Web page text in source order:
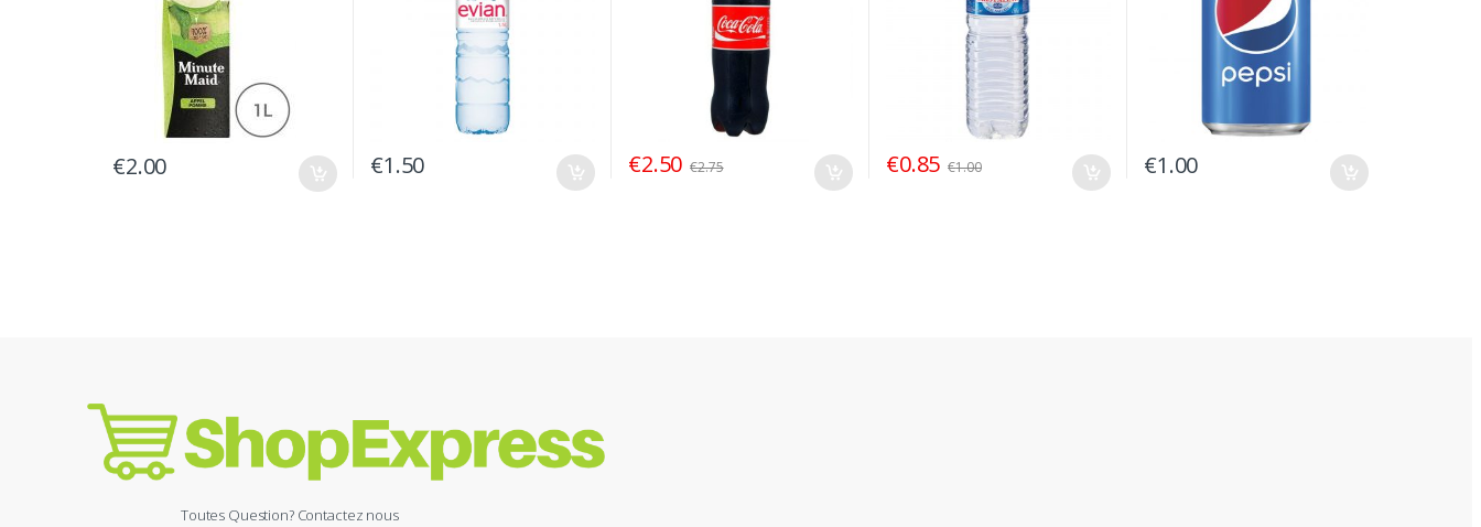
€2.00 €1.50 €2.50 €2.75 €0.85 €1.00 €1.00
Toutes Question? Contactez nous